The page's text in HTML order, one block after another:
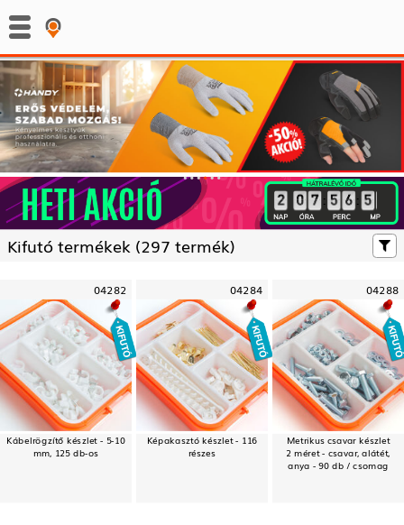
: :
Kifutó termékek (297 termék)
04282
Kábelrögzítő készlet - 5-10
mm, 125 db-os
04284
Képakasztó készlet - 116
részes
04288
Metrikus csavar készlet
2 méret - csavar, alátét,
anya - 90 db / csomag